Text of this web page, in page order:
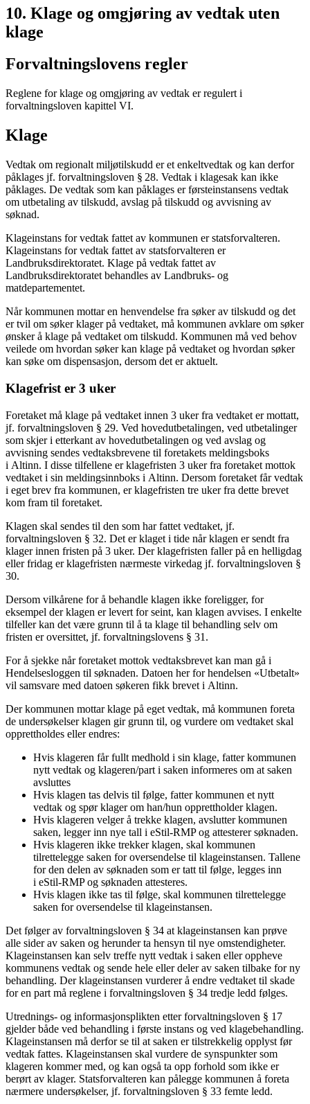
10. Klage og omgjøring av vedtak uten
klage
Forvaltningslovens regler
Reglene for klage og omgjøring av vedtak er regulert i
forvaltningsloven kapittel VI.
Klage
Vedtak om regionalt miljøtilskudd er et enkeltvedtak og kan derfor
påklages jf. forvaltningsloven § 28. Vedtak i klagesak kan ikke
påklages. De vedtak som kan påklages er førsteinstansens vedtak
om utbetaling av tilskudd, avslag på tilskudd og avvisning av
søknad.
Klageinstans for vedtak fattet av kommunen er statsforvalteren.
Klageinstans for vedtak fattet av statsforvalteren er
Landbruksdirektoratet. Klage på vedtak fattet av
Landbruksdirektoratet behandles av Landbruks- og
matdepartementet.
Når kommunen mottar en henvendelse fra søker av tilskudd og det
er tvil om søker klager på vedtaket, må kommunen avklare om søker
ønsker å klage på vedtaket om tilskudd. Kommunen må ved behov
veilede om hvordan søker kan klage på vedtaket og hvordan søker
kan søke om dispensasjon, dersom det er aktuelt.
Klagefrist er 3 uker
Foretaket må klage på vedtaket innen 3 uker fra vedtaket er mottatt,
jf. forvaltningsloven § 29. Ved hovedutbetalingen, ved utbetalinger
som skjer i etterkant av hovedutbetalingen og ved avslag og
avvisning sendes vedtaksbrevene til foretakets meldingsboks
i Altinn. I disse tilfellene er klagefristen 3 uker fra foretaket mottok
vedtaket i sin meldingsinnboks i Altinn. Dersom foretaket får vedtak
i eget brev fra kommunen, er klagefristen tre uker fra dette brevet
kom fram til foretaket.
Klagen skal sendes til den som har fattet vedtaket, jf.
forvaltningsloven § 32. Det er klaget i tide når klagen er sendt fra
klager innen fristen på 3 uker. Der klagefristen faller på en helligdag
eller fridag er klagefristen nærmeste virkedag jf. forvaltningsloven §
30.
Dersom vilkårene for å behandle klagen ikke foreligger, for
eksempel der klagen er levert for seint, kan klagen avvises. I enkelte
tilfeller kan det være grunn til å ta klage til behandling selv om
fristen er oversittet, jf. forvaltningslovens § 31.
For å sjekke når foretaket mottok vedtaksbrevet kan man gå i
Hendelsesloggen til søknaden. Datoen her for hendelsen «Utbetalt»
vil samsvare med datoen søkeren fikk brevet i Altinn.
Der kommunen mottar klage på eget vedtak, må kommunen foreta
de undersøkelser klagen gir grunn til, og vurdere om vedtaket skal
opprettholdes eller endres:
Hvis klageren får fullt medhold i sin klage, fatter kommunen
nytt vedtak og klageren/part i saken informeres om at saken
avsluttes
Hvis klagen tas delvis til følge, fatter kommunen et nytt
vedtak og spør klager om han/hun opprettholder klagen.
Hvis klageren velger å trekke klagen, avslutter kommunen
saken, legger inn nye tall i eStil-RMP og attesterer søknaden.
Hvis klageren ikke trekker klagen, skal kommunen
tilrettelegge saken for oversendelse til klageinstansen. Tallene
for den delen av søknaden som er tatt til følge, legges inn
i eStil-RMP og søknaden attesteres.
Hvis klagen ikke tas til følge, skal kommunen tilrettelegge
saken for oversendelse til klageinstansen.
Det følger av forvaltningsloven § 34 at klageinstansen kan prøve
alle sider av saken og herunder ta hensyn til nye omstendigheter.
Klageinstansen kan selv treffe nytt vedtak i saken eller oppheve
kommunens vedtak og sende hele eller deler av saken tilbake for ny
behandling. Der klageinstansen vurderer å endre vedtaket til skade
for en part må reglene i forvaltningsloven § 34 tredje ledd følges.
Utrednings- og informasjonsplikten etter forvaltningsloven § 17
gjelder både ved behandling i første instans og ved klagebehandling.
Klageinstansen må derfor se til at saken er tilstrekkelig opplyst før
vedtak fattes. Klageinstansen skal vurdere de synspunkter som
klageren kommer med, og kan også ta opp forhold som ikke er
berørt av klager. Statsforvalteren kan pålegge kommunen å foreta
nærmere undersøkelser, jf. forvaltningsloven § 33 femte ledd.